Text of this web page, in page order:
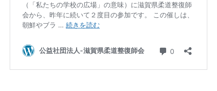
活動実績
お申し込み